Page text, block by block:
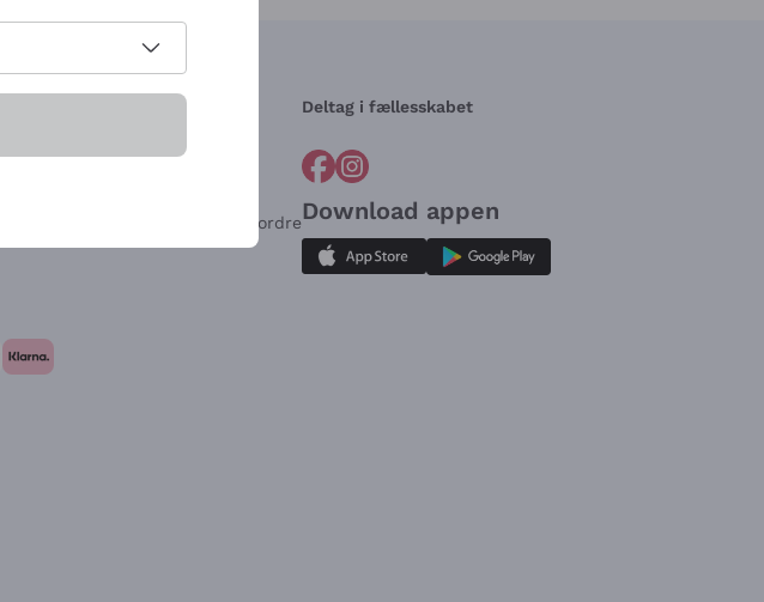
Kundeservice
Fortrydelsesformular for ordre
Deltag i fællesskabet
Download appen